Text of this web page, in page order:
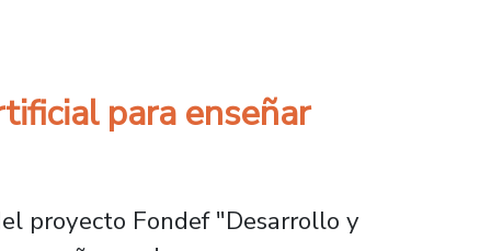
para enseñar
proyecto Fondef "Desarrollo y